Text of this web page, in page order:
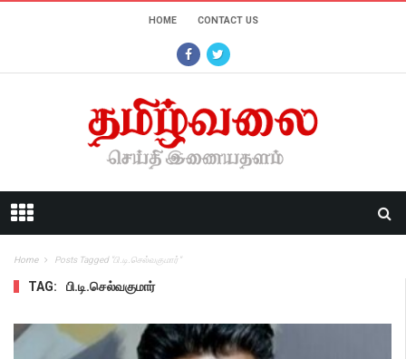
HOME CONTACT US
Home Posts Tagged "பி.டி.செல்வகுமார்"
TAG: பி.டி.செல்வகுமார்